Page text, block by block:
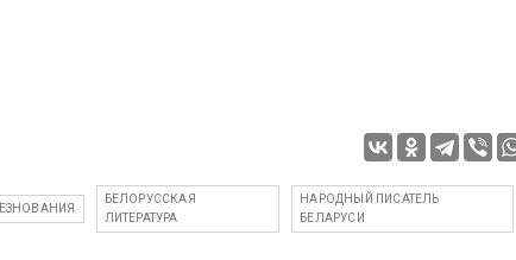
БЕЛОРУССКАЯ
ЛИТЕРАТУРА
НАРОДНЫЙ ПИСАТЕЛЬ
БЕЛАРУСИ